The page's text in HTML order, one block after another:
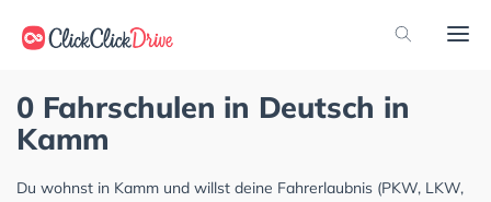
0 Fahrschulen in Deutsch in
Kamm
Du wohnst in Kamm und willst deine Fahrerlaubnis (PKW, LKW,